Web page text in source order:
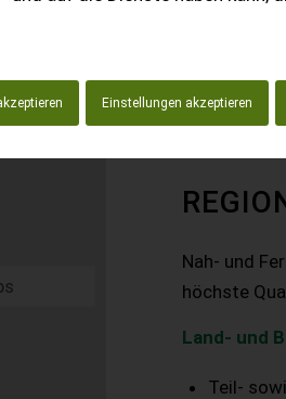
Einstellungen akzeptieren
Nah- und
höchste
Land- und
Teil-